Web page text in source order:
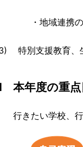
地域連携の充
特別支援教育、
年度の重点
たい学校、行か